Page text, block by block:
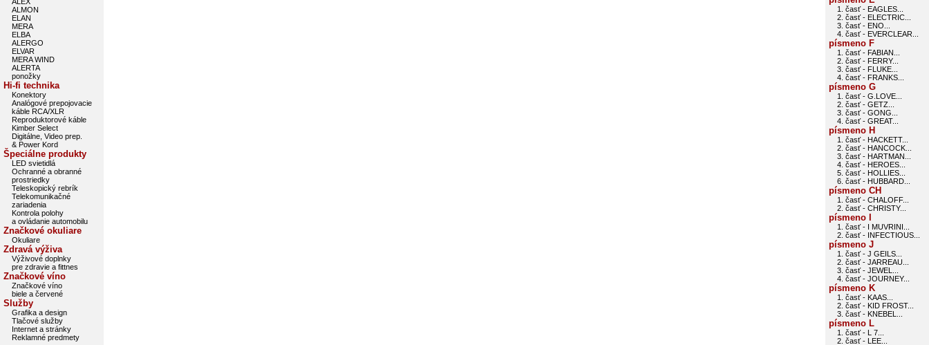
ALMON
ELAN
MERA
ELBA
ALERGO
ELVAR
MERA WIND
ALERTA
ponožky
Hi-fi technika
Konektory
Analógové prepojovacie
káble RCA/XLR
Reproduktorové káble
Kimber Select
Digitálne, Video prep.
& Power Kord
Špeciálne produkty
LED svietidlá
Ochranné a obranné
prostriedky
Teleskopický rebrík
Telekomunikačné
zariadenia
Kontrola polohy
a ovládanie automobilu
Značkové okuliare
Okuliare
Zdravá výživa
Výživové doplnky
pre zdravie a fittnes
Značkové víno
Značkové víno
biele a červené
Služby
Grafika a design
Tlačové služby
Internet a stránky
Reklamné predmety
1. časť - EAGLES...
2. časť - ELECTRIC...
3. časť - ENO...
4. časť - EVERCLEAR...
písmeno F
1. časť - FABIAN...
2. časť - FERRY...
3. časť - FLUKE...
4. časť - FRANKS...
písmeno G
1. časť - G.LOVE...
2. časť - GETZ...
3. časť - GONG...
4. časť - GREAT...
písmeno H
1. časť - HACKETT...
2. časť - HANCOCK...
3. časť - HARTMAN...
4. časť - HEROES...
5. časť - HOLLIES...
6. časť - HUBBARD...
písmeno CH
1. časť - CHALOFF...
2. časť - CHRISTY...
písmeno I
1. časť - I MUVRINI...
2. časť - INFECTIOUS...
písmeno J
1. časť - J GEILS...
2. časť - JARREAU...
3. časť - JEWEL...
4. časť - JOURNEY...
písmeno K
1. časť - KAAS...
2. časť - KID FROST...
3. časť - KNEBEL...
písmeno L
1. časť - L 7...
2. časť - LEE...